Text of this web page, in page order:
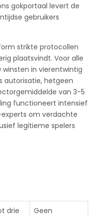
gokportaal levert de
gebruikers
strikte protocollen
plaatsvindt. Voor alle
in vierentwintig
autorisatie, hetgeen
van 3-5
functioneert intensief
om verdachte
legitieme spelers
drie
Geen